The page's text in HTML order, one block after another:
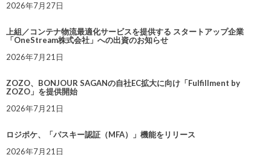
2026年7月27日
上組／コンテナ物流最適化サービスを提供する スタートアップ企業
「OneStream株式会社」への出資のお知らせ
2026年7月21日
ZOZO、BONJOUR SAGANの自社EC拡大に向け「Fulfillment by
ZOZO」を提供開始
2026年7月21日
ロジポケ、「パスキー認証（MFA）」機能をリリース
2026年7月21日